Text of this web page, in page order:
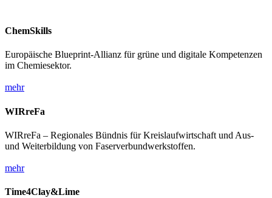
ChemSkills
Europäische Blueprint-Allianz für grüne und digitale Kompetenzen
im Chemiesektor.
mehr
WIRreFa
WIRreFa – Regionales Bündnis für Kreislaufwirtschaft und Aus-
und Weiterbildung von Faserverbundwerkstoffen.
mehr
Time4Clay&Lime